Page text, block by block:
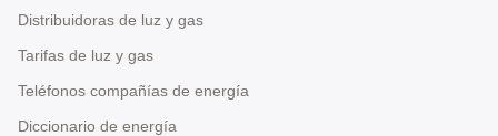
Distribuidoras de luz y gas
Tarifas de luz y gas
Teléfonos compañías de energía
Diccionario de energía